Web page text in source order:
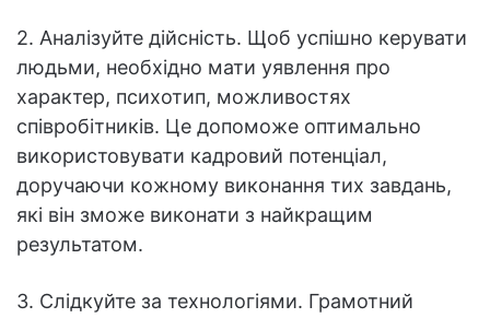
2. Аналізуйте дійсність. Щоб успішно керувати
людьми, необхідно мати уявлення про
характер, психотип, можливостях
співробітників. Це допоможе оптимально
використовувати кадровий потенціал,
доручаючи кожному виконання тих завдань,
які він зможе виконати з найкращим
результатом.
3. Слідкуйте за технологіями. Грамотний